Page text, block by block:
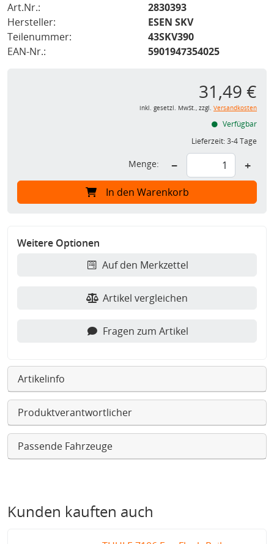
Art.Nr.:
2830393
Hersteller:
ESEN SKV
Teilenummer:
43SKV390
EAN-Nr.:
5901947354025
31,49 €
inkl. gesetzl. MwSt., zzgl. Versandkosten
Verfügbar
Lieferzeit:3-4 Tage
Menge: − +
In den Warenkorb
Weitere Optionen
Auf den Merkzettel
Artikel vergleichen
Fragen zum Artikel
Artikelinfo
Produktverantwortlicher
Passende Fahrzeuge
Kunden kauften auch